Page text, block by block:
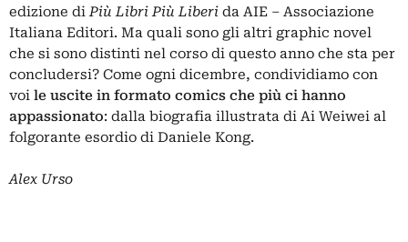
edizione diPiù Libri Più Liberi da AIE – Associazione
Italiana Editori. Ma quali sono gli altri graphic novel
che si sono distinti nel corso di questo anno che sta per
concludersi? Come ogni dicembre, condividiamo con
voi le uscite in formato comics che più ci hanno
appassionato: dalla biografia illustrata di Ai Weiwei al
folgorante esordio di Daniele Kong.
Alex Urso